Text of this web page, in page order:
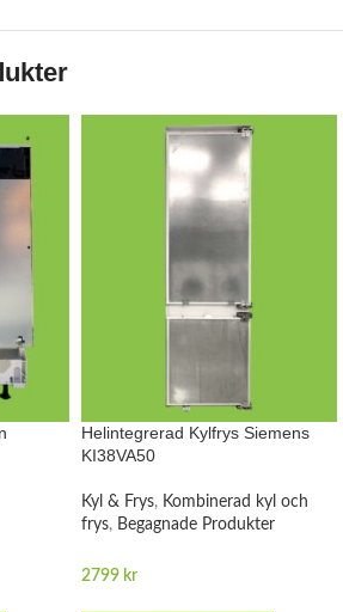
Helintegrerad Kylfrys Siemens
KI38VA50
Kyl & Frys, Kombinerad kyl och
frys, Begagnade Produkter
2799 kr